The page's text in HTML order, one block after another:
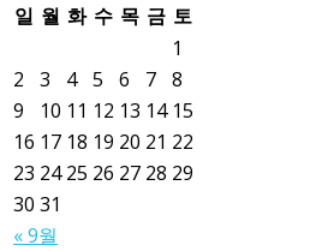
일 월 화 수 목 금 토
« 9월
1
2
3 4 5 6 7 8
9
10 11 12 13 14 15
16 17 18 19 20 21 22
23 24 25 26 27 28 29
30 31